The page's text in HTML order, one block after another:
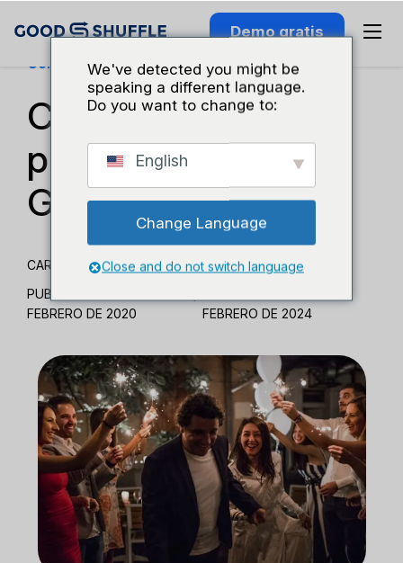
Demo gratis
Conocimiento Del Sector
Capitol Romance
presenta a
Goodshuffle
CARMEN BODZIAK
PUBLICADO EL 19 DE
FEBRERO DE 2020
FEBRERO DE 2024
We've detected you might be
speaking a different language.
Do you want to change to:
English
Change Language
Close and do not switch language